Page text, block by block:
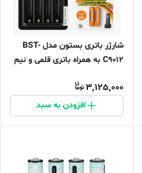
شارژر باتری بستون مدل BST-
C9012 به همراه باتری قلمی و نیم
3,125,000
افزودن به سبد